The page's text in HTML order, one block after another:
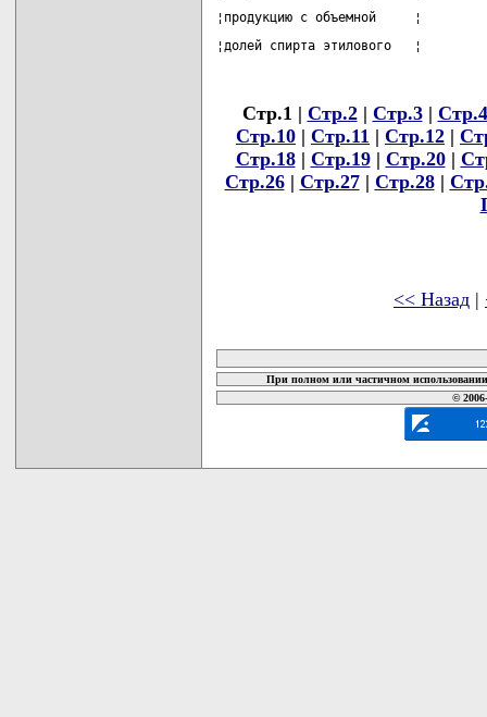
¦продукцию с объемной
¦долей спирта этилового
Стр.1 | Стр.2| Стр.3| Стр.4
Стр.10 | Стр.11 | Стр.12 |
Стр.18| Стр.19| Стр.20|
Стр.26| Стр.27| Стр.28|
<< Назад |
При полном или частичном
©